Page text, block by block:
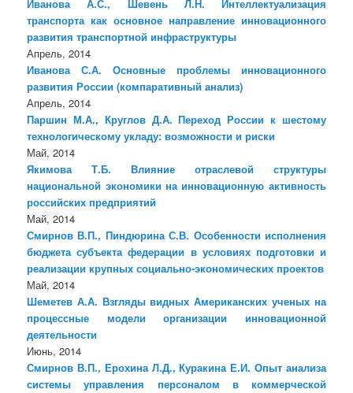
Иванова А.С., Шевень Л.Н. Интеллектуализация
транспорта как основное направление инновационного
развития транспортной инфраструктуры
Апрель, 2014
Иванова С.А. Основные проблемы инновационного
развития России (компаративный анализ)
Апрель, 2014
Паршин М.А., Круглов Д.А. Переход России к шестому
технологическому укладу: возможности и риски
Май, 2014
Якимова Т.Б. Влияние отраслевой структуры
национальной экономики на инновационную активность
российских предприятий
Май, 2014
Смирнов В.П., Пиндюрина С.В. Особенности исполнения
бюджета субъекта федерации в условиях подготовки и
реализации крупных социально-экономических проектов
Май, 2014
Шеметев А.А. Взгляды видных Американских ученых на
процессные модели организации инновационной
деятельности
Июнь, 2014
Смирнов В.П., Ерохина Л.Д., Куракина Е.И. Опыт анализа
системы управления персоналом в коммерческой